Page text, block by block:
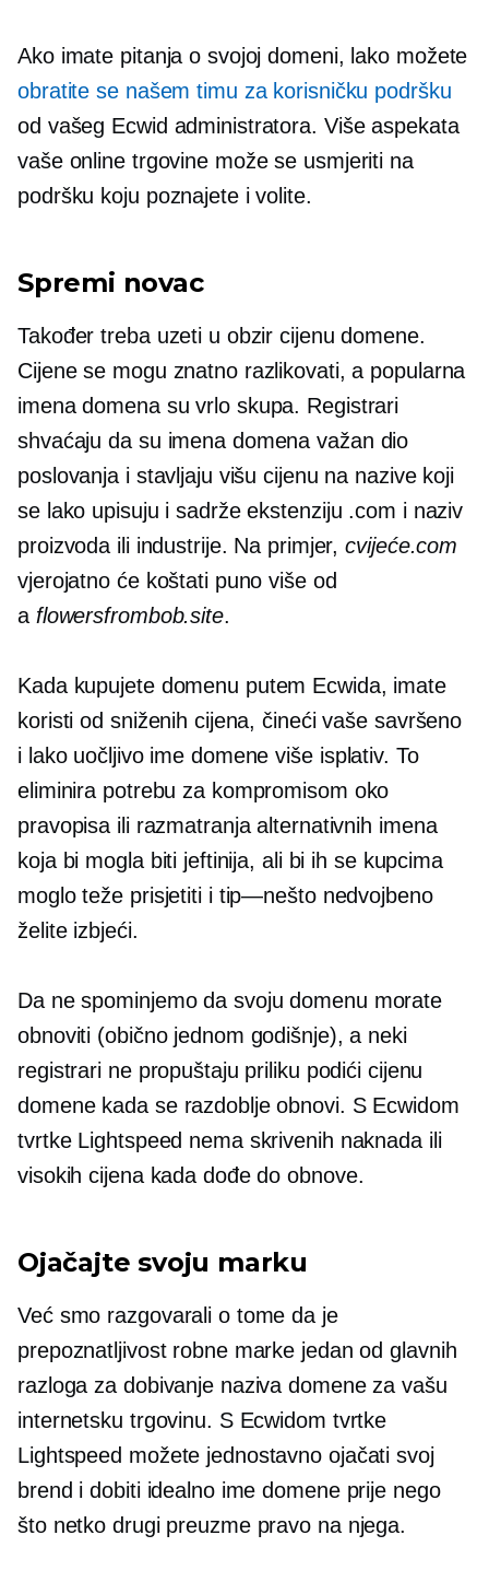
Ako imate pitanja o svojoj domeni, lako možete
obratite se našem timu za korisničku podršku
od vašeg Ecwid administratora. Više aspekata
vaše online trgovine može se usmjeriti na
podršku koju poznajete i volite.
Spremi novac
Također treba uzeti u obzir cijenu domene.
Cijene se mogu znatno razlikovati, a popularna
imena domena su vrlo skupa. Registrari
shvaćaju da su imena domena važan dio
poslovanja i stavljaju višu cijenu na nazive koji
se lako upisuju i sadrže ekstenziju .com i naziv
proizvoda ili industrije. Na primjer,cvijeće.com
vjerojatno će koštati puno više od
a flowersfrombob.site.
Kada kupujete domenu putem Ecwida, imate
koristi od sniženih cijena, čineći vaše savršeno
i lako uočljivo ime domene više isplativ. To
eliminira potrebu za kompromisom oko
pravopisa ili razmatranja alternativnih imena
koja bi mogla biti jeftinija, ali bi ih se kupcima
moglo teže prisjetiti i tip—neštonedvojbeno
želite izbjeći.
Da ne spominjemo da svoju domenu morate
obnoviti (obično jednom godišnje), a neki
registrari ne propuštaju priliku podići cijenu
domene kada se razdoblje obnovi. S Ecwidom
tvrtke Lightspeed nema skrivenih naknada ili
visokih cijena kada dođe do obnove.
Ojačajte svoju marku
Već smo razgovarali o tome da je
prepoznatljivost robne marke jedan od glavnih
razloga za dobivanje naziva domene za vašu
internetsku trgovinu. S Ecwidom tvrtke
Lightspeed možete jednostavno ojačati svoj
brend i dobiti idealno ime domene prije nego
što netko drugi preuzme pravo na njega.